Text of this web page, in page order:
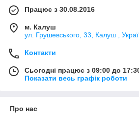
Працює з 30.08.2016
м. Калуш
ул. Грушевського, 33, Калуш ,
Контакти
Сьогодні працює з 09:00 до
Показати весь графік роботи
Про нас